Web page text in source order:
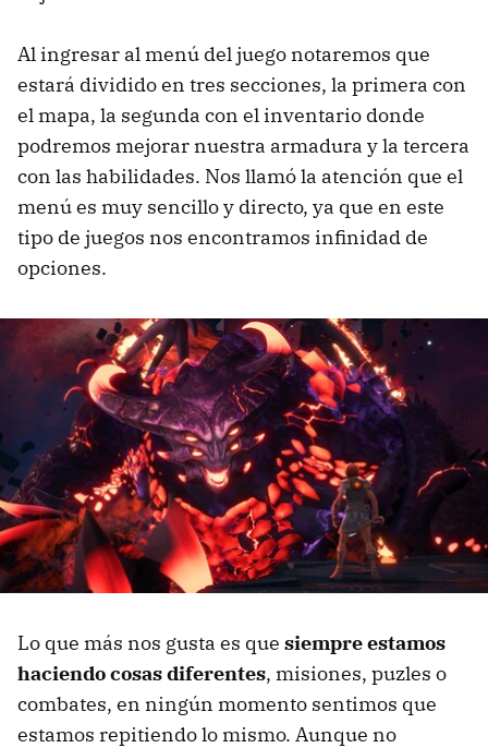
Al ingresar al menú del juego notaremos que
estará dividido en tres secciones, la primera con
el mapa, la segunda con el inventario donde
podremos mejorar nuestra armadura y la tercera
con las habilidades. Nos llamó la atención que el
menú es muy sencillo y directo, ya que en este
tipo de juegos nos encontramos infinidad de
opciones.
Lo que más nos gusta es que siempre estamos
haciendo cosas diferentes, misiones, puzles o
combates, en ningún momento sentimos que
estamos repitiendo lo mismo. Aunque no